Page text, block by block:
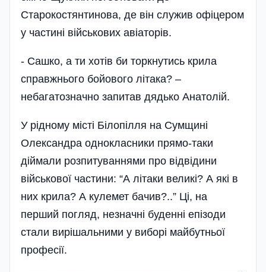
Старокостянтинова, де він служив офіцером
у частині військових авіаторів.
- Сашко, а ти хотів би торкнутись крила
справжнього бойового літака? –
небагатозначно запитав дядько Анатолій.
У рідному місті Білопілля на Сумщині
Олександра однокласники прямо-таки
діймали розпитуваннями про відвідини
військової частини: “А літаки великі? А які в
них крила? А кулемет бачив?..” Ці, на
перший погляд, незначні буденні епізоди
стали вирішальними у виборі майбутньої
професії.